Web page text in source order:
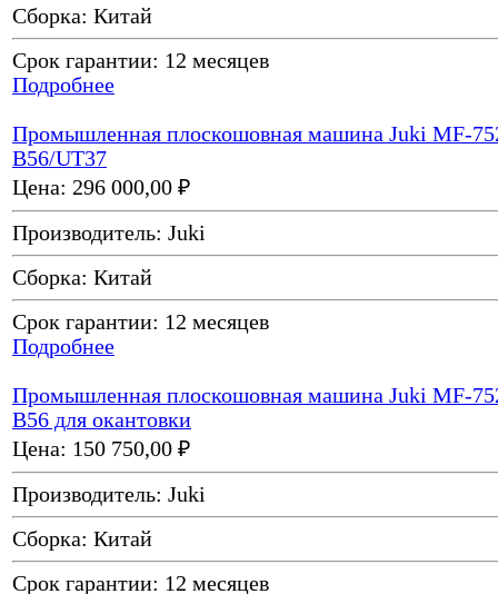
Сборка: Китай
Срок гарантии: 12 месяцев
Подробнее
Промышленная плоскошовная машина Juki MF-
B56/UT37
Цена: 296 000,00 ₽
Производитель: Juki
Сборка: Китай
Срок гарантии: 12 месяцев
Подробнее
Промышленная плоскошовная машина Juki MF-
B56 для окантовки
Цена: 150 750,00 ₽
Производитель: Juki
Сборка: Китай
Срок гарантии: 12 месяцев